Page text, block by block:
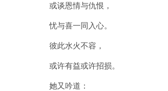
或谈恩情与仇恨，
忧与喜一同入心。
彼此水火不容，
或许有益或许招损。
她又吟道：